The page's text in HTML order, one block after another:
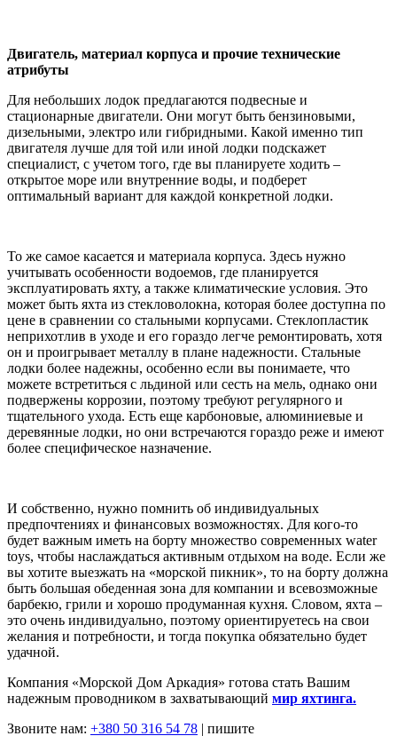
Двигатель, материал корпуса и прочие технические
атрибуты
Для небольших лодок предлагаются подвесные и
стационарные двигатели. Они могут быть бензиновыми,
дизельными, электро или гибридными. Какой именно тип
двигателя лучше для той или иной лодки подскажет
специалист, с учетом того, где вы планируете ходить –
открытое море или внутренние воды, и подберет
оптимальный вариант для каждой конкретной лодки.
То же самое касается и материала корпуса. Здесь нужно
учитывать особенности водоемов, где планируется
эксплуатировать яхту, а также климатические условия. Это
может быть яхта из стекловолокна, которая более доступна по
цене в сравнении со стальными корпусами. Стеклопластик
неприхотлив в уходе и его гораздо легче ремонтировать, хотя
он и проигрывает металлу в плане надежности. Стальные
лодки более надежны, особенно если вы понимаете, что
можете встретиться с льдиной или сесть на мель, однако они
подвержены коррозии, поэтому требуют регулярного и
тщательного ухода. Есть еще карбоновые, алюминиевые и
деревянные лодки, но они встречаются гораздо реже и имеют
более специфическое назначение.
И собственно, нужно помнить об индивидуальных
предпочтениях и финансовых возможностях. Для кого-то
будет важным иметь на борту множество современных water
toys, чтобы наслаждаться активным отдыхом на воде. Если же
вы хотите выезжать на «морской пикник», то на борту должна
быть большая обеденная зона для компании и всевозможные
барбекю, грили и хорошо продуманная кухня. Словом, яхта –
это очень индивидуально, поэтому ориентируетесь на свои
желания и потребности, и тогда покупка обязательно будет
удачной.
Компания «Морской Дом Аркадия» готова стать Вашим
надежным проводником в захватывающий мир яхтинга.
Звоните нам: +380 50 316 54 78 | пишите